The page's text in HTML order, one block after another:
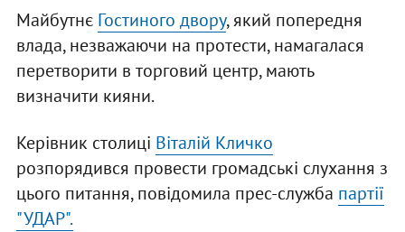
Майбутнє Гостиного двору, який попередня
влада, незважаючи на протести, намагалася
перетворити в торговий центр, мають
визначити кияни.
Керівник столиці Віталій Кличко
розпорядився провести громадські слухання з
цього питання, повідомила прес-служба партії
"УДАР".